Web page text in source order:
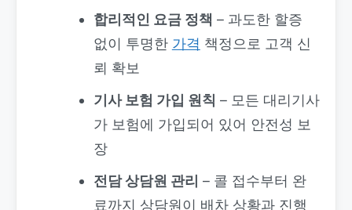
합리적인 요금 정책 – 과도한 할증
없이 투명한 가격 책정으로 고객 신
뢰 확보
기사 보험 가입 원칙 – 모든 대리기사
가 보험에 가입되어 있어 안전성 보
장
전담 상담원 관리 – 콜 접수부터 완
료까지 상담원이 배차 상황과 진행